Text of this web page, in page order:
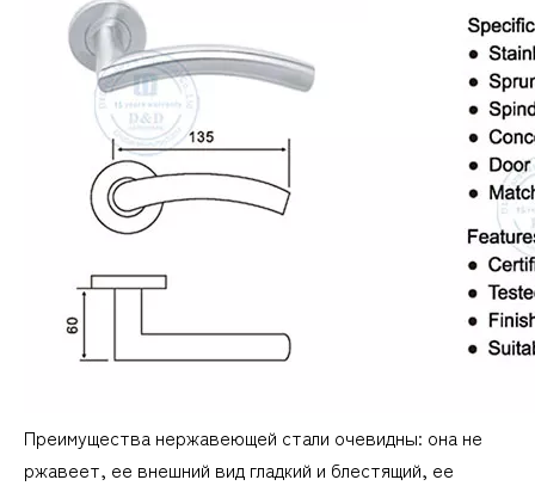
Преимущества нержавеющей стали очевидны: она не
ржавеет, ее внешний вид гладкий и блестящий, ее